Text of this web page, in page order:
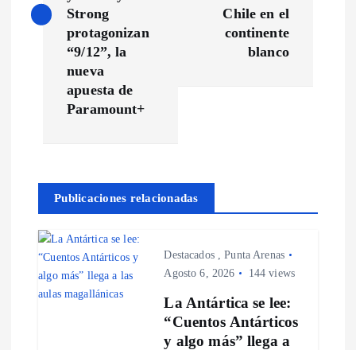
e
ó
n
d
Strong
protagonizan
“9/12”, la
nueva
apuesta de
Paramount+
Chile en el
continente
blanco
Publicaciones relacionadas
Destacados,Punta Arenas
Agosto 6, 2026
144 views
La Antártica se lee:
“Cuentos Antárticos
y algo más” llega a